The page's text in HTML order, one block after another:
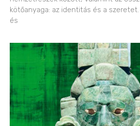
kötőanyaga: az identitás és a
és